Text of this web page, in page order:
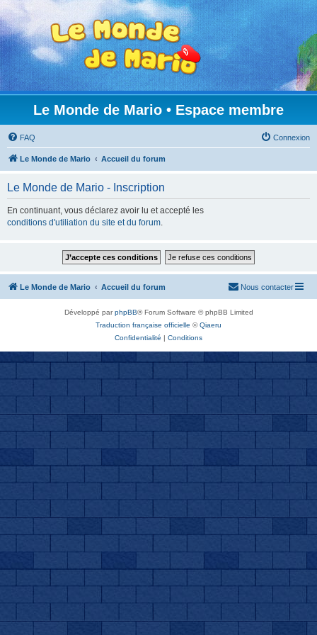
Le Monde de Mario • Espace membre
FAQ Connexion
Le Monde de Mario Accueil du forum
Le Monde de Mario - Inscription
En continuant, vous déclarez avoir lu et accepté les
conditions d'utiliation du site et du forum.
Le Monde de Mario Accueil du forum Nous contacter
Développé parphpBB® Forum Software © phpBB Limited
Traduction française officielle ©Qiaeru
Confidentialité | Conditions